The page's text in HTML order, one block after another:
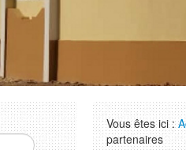
Vous êtes ici :
partenaires